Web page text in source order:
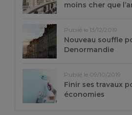
moins cher que
Publié le 13/12/2019
Nouveau souffle
Denormandie
Publié le 09/10/2019
Finir ses travaux
économies